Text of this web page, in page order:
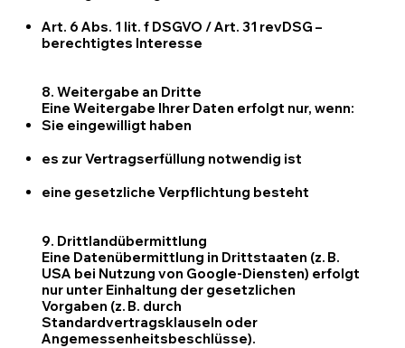
Art. 6 Abs. 1 lit. f DSGVO / Art. 31 revDSG –
berechtigtes Interesse
8. Weitergabe an Dritte
Eine Weitergabe Ihrer Daten erfolgt nur, wenn:
Sie eingewilligt haben
es zur Vertragserfüllung notwendig ist
eine gesetzliche Verpflichtung besteht
9. Drittlandübermittlung
Eine Datenübermittlung in Drittstaaten (z. B.
USA bei Nutzung von Google-Diensten) erfolgt
nur unter Einhaltung der gesetzlichen
Vorgaben (z. B. durch
Standardvertragsklauseln oder
Angemessenheitsbeschlüsse).